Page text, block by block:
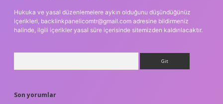
Hukuka ve yasal düzenlemelere aykırı olduğunu düşündüğünüz
içerikleri, backlinkpanelicomtr@gmail.com adresine bildirmeniz
halinde, ilgili içerikler yasal süre içerisinde sitemizden kaldırılacaktır.
Son yorumlar